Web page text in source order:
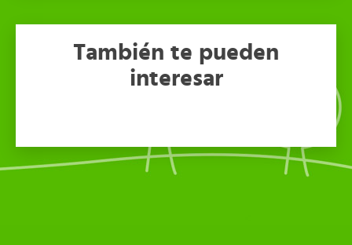
También te pueden
interesar